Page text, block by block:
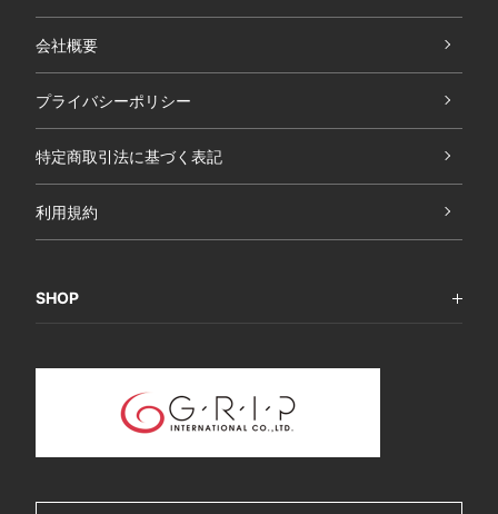
会社概要
プライバシーポリシー
特定商取引法に基づく表記
利用規約
SHOP